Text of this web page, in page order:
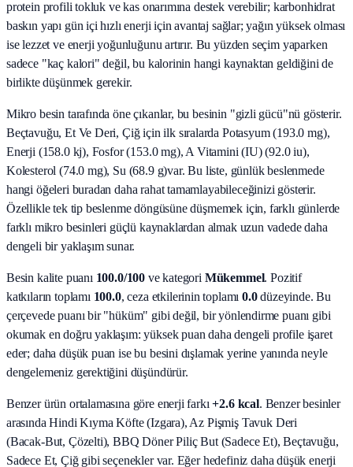
protein profili tokluk ve kas onarımına destek verebilir; karbonhidrat
baskın yapı gün içi hızlı enerji için avantaj sağlar; yağın yüksek olması
ise lezzet ve enerji yoğunluğunu artırır. Bu yüzden seçim yaparken
sadece "kaç kalori" değil, bu kalorinin hangi kaynaktan geldiğini de
birlikte düşünmek gerekir.
Mikro besin tarafında öne çıkanlar, bu besinin "gizli gücü"nü gösterir.
Beçtavuğu, Et Ve Deri, Çiğiçin ilk sıralarda Potasyum (193.0 mg),
Enerji (158.0 kj), Fosfor (153.0 mg), A Vitamini (IU) (92.0 iu),
Kolesterol (74.0 mg), Su (68.9 g)var. Bu liste, günlük beslenmede
hangi öğeleri buradan daha rahat tamamlayabileceğinizi gösterir.
Özellikle tek tip beslenme döngüsüne düşmemek için, farklı günlerde
farklı mikro besinleri güçlü kaynaklardan almak uzun vadede daha
dengeli bir yaklaşım sunar.
Besin kalite puanı 100.0/100 ve kategori Mükemmel. Pozitif
katkıların toplamı 100.0, ceza etkilerinin toplamı 0.0düzeyinde. Bu
çerçevede puanı bir "hüküm" gibi değil, bir yönlendirme puanı gibi
okumak en doğru yaklaşım: yüksek puan daha dengeli profile işaret
eder; daha düşük puan ise bu besini dışlamak yerine yanında neyle
dengelemeniz gerektiğini düşündürür.
Benzer ürün ortalamasına göre enerji farkı +2.6 kcal. Benzer besinler
arasındaHindi Kıyma Köfte (Izgara), Az Pişmiş Tavuk Deri
(Bacak‑But, Çözelti), BBQ Döner Piliç But (Sadece Et), Beçtavuğu,
Sadece Et, Çiğgibi seçenekler var. Eğer hedefiniz daha düşük enerji